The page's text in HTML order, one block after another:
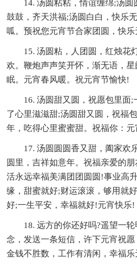
14. 汤圆粘粘，情谊缠绵;汤圆
鼓鼓，齐天洪福;汤圆白白，快乐
呱。预祝您元宵节合家团圆，快乐
15. 汤圆粘，人团圆，红烛花
欢。鞭炮声声笑开怀，渐无语，
眠。元宵春风暖。祝元宵节愉快!
16. 汤圆甜又圆，祝愿包里面
了心里滋滋甜;汤圆甜又圆，祝福
年，吃得心里蜜蜜甜。祝福你：
17. 汤圆圆圆香又甜，阖家欢
圆里，吉祥如意年。祝福亲爱的
活永远幸福美满团团圆圆!事业高
缘，甜蜜就好;财运滚滚，够用就
好;一生平安，幸福就好!元宵快乐!
18. 远方的你还好吗?遥望一
念，发送一条短信，许下元宵祝愿
金钱不胜数，工作有清闲，幸福乐